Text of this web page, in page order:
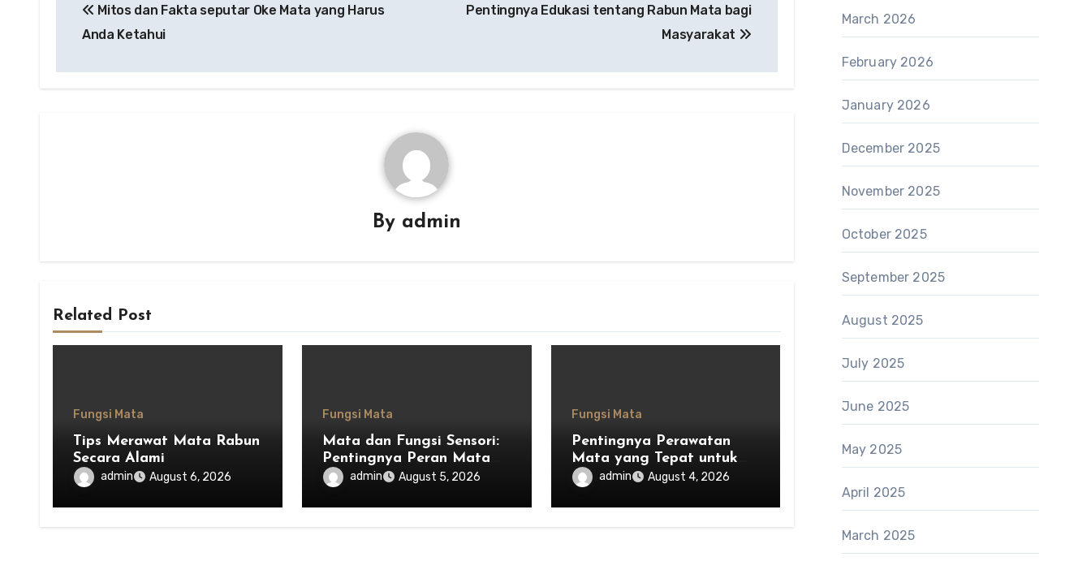
navigation
Mitos dan Fakta seputar Oke Mata yang Harus
Anda Ketahui
Pentingnya Edukasi tentang Rabun Mata bagi
Masyarakat
By admin
Related Post
Fungsi Mata
Tips Merawat Mata Rabun
Secara Alami
admin August 6, 2026
Fungsi Mata
Mata dan Fungsi Sensori:
Pentingnya Peran Mata
dalam Menjaga
Keseimbangan Tubuh
admin August 5, 2026
Fungsi Mata
Pentingnya Perawatan
Mata yang Tepat untuk
Mencegah Iritasi
admin August 4, 2026
March 2026
February 2026
January 2026
December 2025
November 2025
October 2025
September 2025
August 2025
July 2025
June 2025
May 2025
April 2025
March 2025